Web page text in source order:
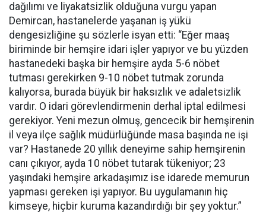
dağılımı ve liyakatsizlik olduğuna vurgu yapan
Demircan, hastanelerde yaşanan iş yükü
dengesizliğine şu sözlerle isyan etti: “Eğer maaş
biriminde bir hemşire idari işler yapıyor ve bu yüzden
hastanedeki başka bir hemşire ayda 5-6 nöbet
tutması gerekirken 9-10 nöbet tutmak zorunda
kalıyorsa, burada büyük bir haksızlık ve adaletsizlik
vardır. O idari görevlendirmenin derhal iptal edilmesi
gerekiyor. Yeni mezun olmuş, gencecik bir hemşirenin
il veya ilçe sağlık müdürlüğünde masa başında ne işi
var? Hastanede 20 yıllık deneyime sahip hemşirenin
canı çıkıyor, ayda 10 nöbet tutarak tükeniyor; 23
yaşındaki hemşire arkadaşımız ise idarede memurun
yapması gereken işi yapıyor. Bu uygulamanın hiç
kimseye, hiçbir kuruma kazandırdığı bir şey yoktur.”